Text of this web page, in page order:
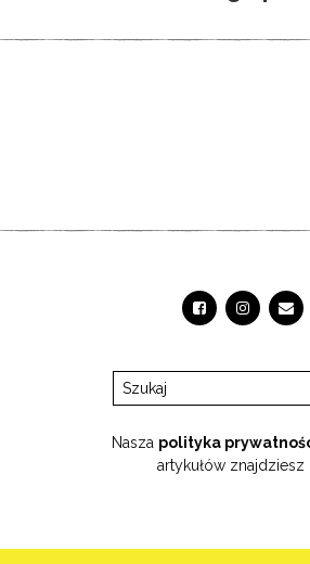
Nasza polityka
artykułów znajdziesz